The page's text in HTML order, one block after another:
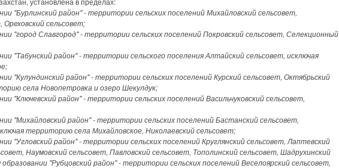
"Бурлинский район" - территории сельских поселений Михайловский сельсовет,
Ореховский сельсовет;
"город Славгород" - территории сельских поселений Покровский сельсовет, Селекционный
"Табунский район" - территории сельского поселения Алтайский сельсовет, исключая
"Кулундинский район" - территории сельских поселений Курский сельсовет, Октябрьский
села Новопетровка и озеро Шекулдук;
"Ключевский район" - территории сельских поселений Васильчуковский сельсовет,
"Михайловский район" - территории сельских поселений Бастанский сельсовет,
территорию села Михайловское, Николаевский сельсовет;
"Угловский район" - территории сельских поселений Круглянский сельсовет, Лаптевский
Наумовский сельсовет, Павловский сельсовет, Тополинский сельсовет, Шадрухинский
"Рубцовский район" - территории сельских поселений Веселоярский сельсовет,